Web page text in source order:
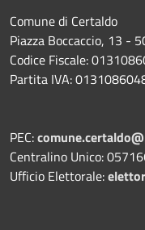
Comune di Certaldo
Piazza Boccaccio, 13 -
Codice Fiscale:
Partita IVA:
PEC:
Centralino Unico:
Ufficio Elettorale: